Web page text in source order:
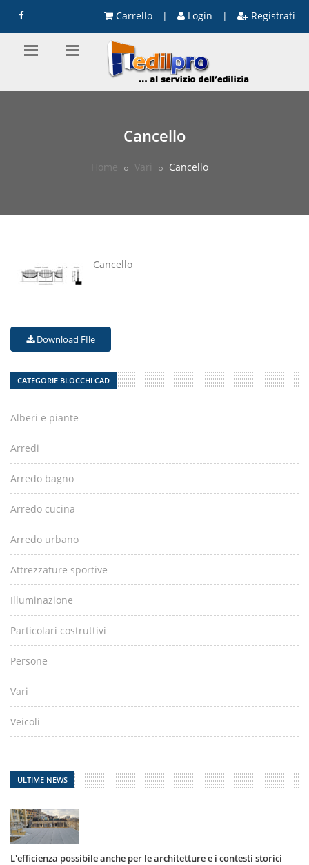
Carrello | Login | Registrati
Cancello
Home Vari Cancello
Cancello
Download FIle
CATEGORIE BLOCCHI CAD
Alberi e piante
Arredi
Arredo bagno
Arredo cucina
Arredo urbano
Attrezzature sportive
Illuminazione
Particolari costruttivi
Persone
Vari
Veicoli
ULTIME NEWS
L'efficienza possibile anche per le architetture e i contesti storici